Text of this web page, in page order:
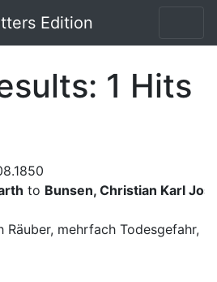
Edition
1 Hits
to Bunsen, Christian Karl
Räuber, mehrfach Todesgefahr,